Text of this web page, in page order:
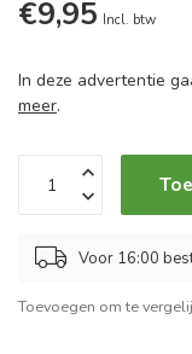
€9,95 Incl. btw
In deze advertentie
meer.
Voor 16:00
Toevoegen om te